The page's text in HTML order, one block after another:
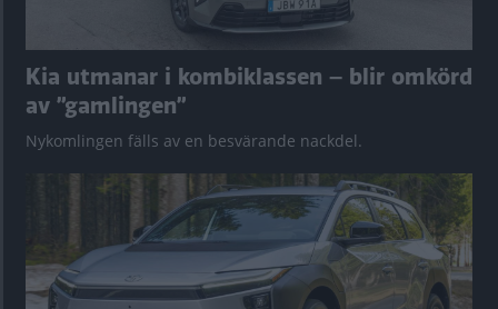
Kia utmanar i kombiklassen – blir omkörd
av ”gamlingen”
Nykomlingen fälls av en besvärande nackdel.